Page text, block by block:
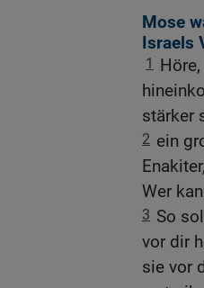
Mose
Israels
1
stärker
2 ein
Wer
3 So
vor dir
sie vor